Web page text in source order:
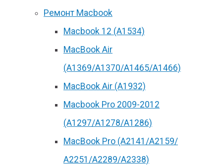
Ремонт Macbook
Macbook 12 (А1534)
MacBook Air
(A1369/A1370/A1465/A1466)
MacBook Air (A1932)
Macbook Pro 2009-2012
(A1297/A1278/A1286)
MacBook Pro (А2141/А2159/
А2251/A2289/A2338)